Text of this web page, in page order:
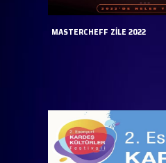
MASTERCHEFF ZİLE 2022